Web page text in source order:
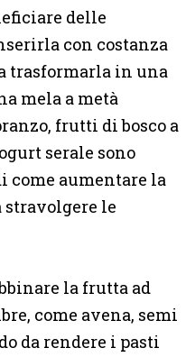
delle
con costanza
trasformarla in una
mela a metà
frutti di bosco a
serale sono
come aumentare la
le
la frutta ad
come avena, semi
da rendere i pasti